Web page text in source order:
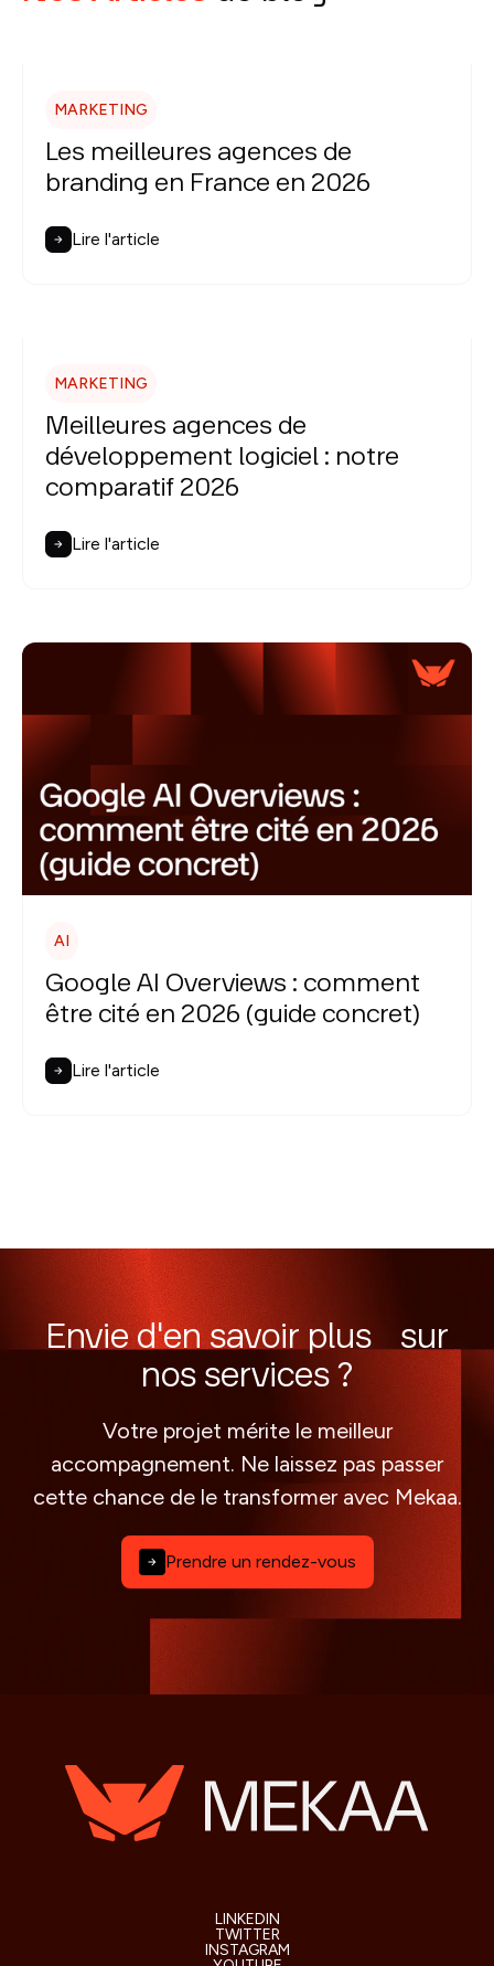
MARKETING
Les meilleures agences de
branding en France en 2026
Lire l'article
MARKETING
Meilleures agences de
développement logiciel : notre
comparatif 2026
Lire l'article
AI
Google AI Overviews : comment
être cité en 2026 (guide concret)
Lire l'article
Envie d'en savoir plus sur
nos services ?
Votre projet mérite le meilleur
accompagnement. Ne laissez pas passer
cette chance de le transformer avec Mekaa.
Prendre un rendez-vous
LINKEDIN
TWITTER
INSTAGRAM